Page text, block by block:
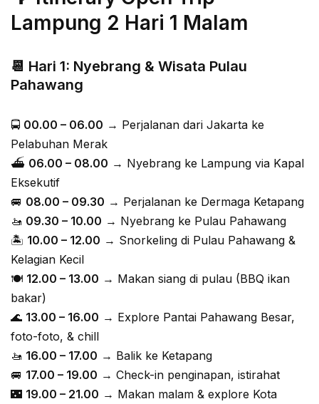
Lampung 2 Hari 1 Malam
📆 Hari 1: Nyebrang & Wisata Pulau
Pahawang
🚍 00.00 – 06.00 → Perjalanan dari Jakarta ke
Pelabuhan Merak
⛴ 06.00 – 08.00 → Nyebrang ke Lampung via Kapal
Eksekutif
🚐 08.00 – 09.30 → Perjalanan ke Dermaga Ketapang
🚤 09.30 – 10.00 → Nyebrang ke Pulau Pahawang
🏝 10.00 – 12.00 → Snorkeling di Pulau Pahawang &
Kelagian Kecil
🍽 12.00 – 13.00 → Makan siang di pulau (BBQ ikan
bakar)
🌊 13.00 – 16.00 → Explore Pantai Pahawang Besar,
foto-foto, & chill
🚤 16.00 – 17.00 → Balik ke Ketapang
🚐 17.00 – 19.00 → Check-in penginapan, istirahat
🌃 19.00 – 21.00 → Makan malam & explore Kota